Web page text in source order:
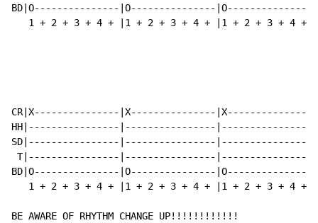
BD|O---------------|O---------------
1 + 2 + 3 + 4 + |1 + 2 + 3 + 4 + |1 + 2 + 3 + 4 +
CR|X---------------|X---------------
HH|----------------|----------------
SD|----------------|----------------
T|----------------|----------------
BD|O---------------|O---------------
1 + 2 + 3 + 4 + |1 + 2 + 3 + 4 + |1 + 2 + 3 + 4 +
BE AWARE OF RHYTHM CHANGE UP!!!!!!!!!!!!